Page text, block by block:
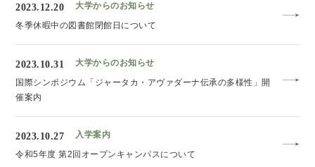
2023.12.20
大学からのお知らせ
冬季休暇中の図書館閉館日について
2023.10.31
大学からのお知らせ
国際シンポジウム「ジャータカ・アヴァダーナ伝承の多様性」開
催案内
2023.10.27
入学案内
令和5年度 第2回オープンキャンパスについて